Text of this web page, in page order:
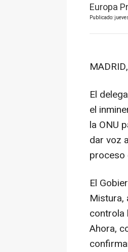
Europa
Publicado:
El
el
la ONU
dar voz
proceso
El
Mistura,
controla
Ahora,